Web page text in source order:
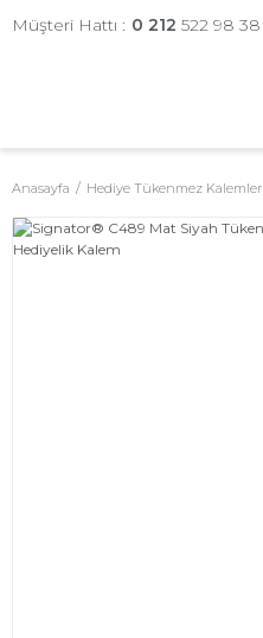
Müşteri Hattı : 0 212 522 98 38
Anasayfa Hediye Tükenmez Kalemler